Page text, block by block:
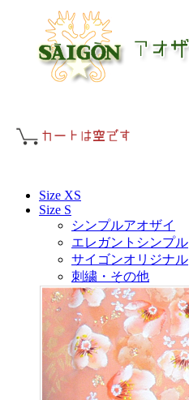
Size XS
Size S
シンプルアオザイ
エレガントシンプル
サイゴンオリジナル
刺繍・その他